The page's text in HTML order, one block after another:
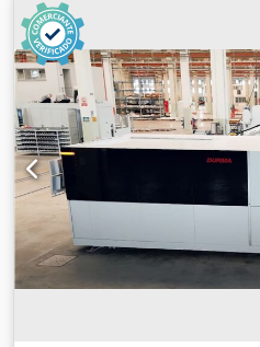
abrasivas con extracción
procesamiento 2.700 mm
del vidrio mecanizable: 4-22
3.100 / 4.500 mm
ISO Extremadamente fácil de
mantenimiento.